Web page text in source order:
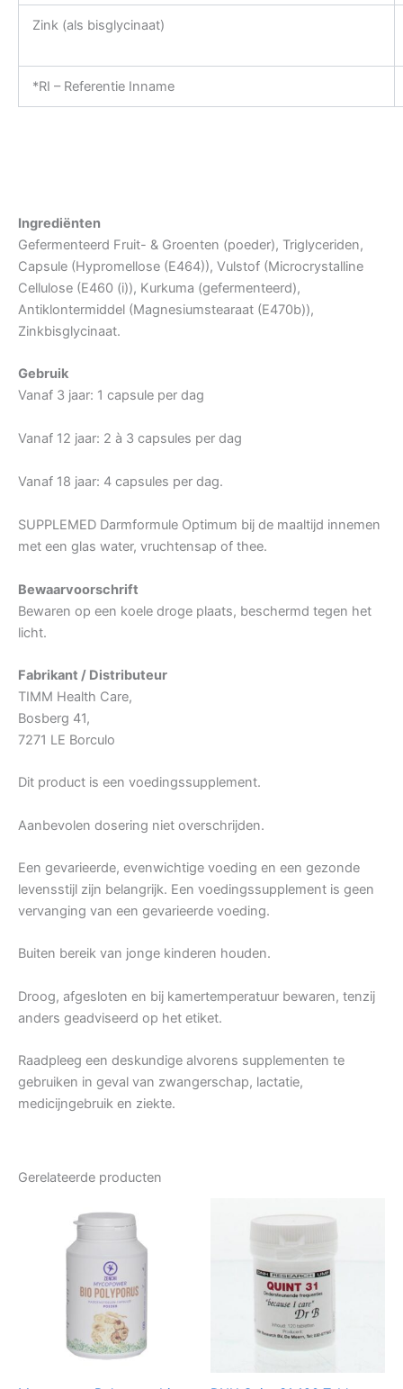
Zink (als bisglycinaat)
*RI – Referentie Inname
Ingrediënten
Gefermenteerd Fruit- & Groenten (poeder), Triglyceriden,
Capsule (Hypromellose (E464)), Vulstof (Microcrystalline
Cellulose (E460 (i)), Kurkuma (gefermenteerd),
Antiklontermiddel (Magnesiumstearaat (E470b)),
Zinkbisglycinaat.
Gebruik
Vanaf 3 jaar: 1 capsule per dag
Vanaf 12 jaar: 2 à 3 capsules per dag
Vanaf 18 jaar: 4 capsules per dag.
SUPPLEMED Darmformule Optimum bij de maaltijd innemen
met een glas water, vruchtensap of thee.
Bewaarvoorschrift
Bewaren op een koele droge plaats, beschermd tegen het
licht.
Fabrikant / Distributeur
TIMM Health Care,
Bosberg 41,
7271 LE Borculo
Dit product is een voedingssupplement.
Aanbevolen dosering niet overschrijden.
Een gevarieerde, evenwichtige voeding en een gezonde
levensstijl zijn belangrijk. Een voedingssupplement is geen
vervanging van een gevarieerde voeding.
Buiten bereik van jonge kinderen houden.
Droog, afgesloten en bij kamertemperatuur bewaren, tenzij
anders geadviseerd op het etiket.
Raadpleeg een deskundige alvorens supplementen te
gebruiken in geval van zwangerschap, lactatie,
medicijngebruik en ziekte.
Gerelateerde producten